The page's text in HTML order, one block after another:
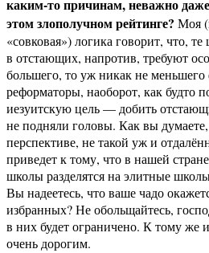
каким-то причинам, неважно
этом злополучном рейтинге? Моя
«совковая») логика говорит, что,
в отстающих, напротив, требуют
большего, то уж никак не
реформаторы, наоборот, как будто
иезуитскую цель — добить
не подняли головы. Как вы думаете,
перспективе, не такой уж и
приведет к тому, что в нашей
школы разделятся на элитные
Вы надеетесь, что ваше чадо
избранных? Не обольщайтесь,
в них будет ограничено. К тому же
очень дорогим.